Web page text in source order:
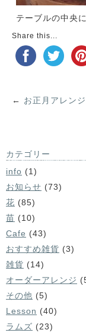
テーブルの中央
Share this...
← お正月アレン
カテゴリー
info (1)
お知らせ (73)
花 (85)
苗 (10)
Cafe (43)
おすすめ雑貨 (3)
雑貨 (14)
オーダーアレンジ
その他 (5)
Lesson (40)
ラムズ (23)